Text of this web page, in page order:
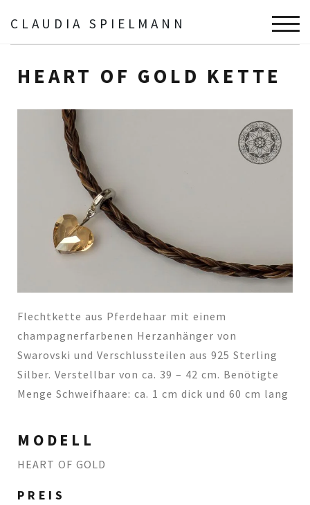
CLAUDIA SPIELMANN
Schmuck lykkelig Heart of Gold Kette
HEART OF GOLD KETTE
Flechtkette aus Pferdehaar mit einem
champagnerfarbenen Herzanhänger von
Swarovski und Verschlussteilen aus 925 Sterling
Silber. Verstellbar von ca. 39 – 42 cm. Benötigte
Menge Schweifhaare: ca. 1 cm dick und 60 cm lang
MODELL
HEART OF GOLD
PREIS